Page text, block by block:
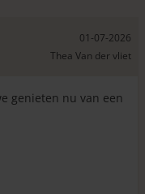
RVS-schroeven 4,5 x 60
deze manier fixeert u
naar krammen,
Het looizuur in
vlekken geven.
uit verschillende
de afstand tussen de
Thea Van der vliet
01-07-2026
genieten nu van een